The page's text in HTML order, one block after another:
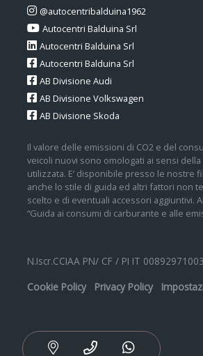
@autocentribalduina1962
Autocentri Balduina Srl
Autocentri Balduina Srl
Autocentri Balduina Srl
AB Divisione Audi
AB Divisione Volkswagen
AB Divisione Skoda
Il valore delle emissioni di CO2 e del
veicoli nuovi sono omologati ai sensi
utilizzata. E’ disponibile presso le nostre
anche lo stile di guida ed altri fattori non
scelto e di eventuali accessori aggiuntivi.
“Guida ai consumi di carburante e alle
N.Iscr.CCIAA PN/ CF / PI IT 00892971003
Cookie Policy
Privacy Policy